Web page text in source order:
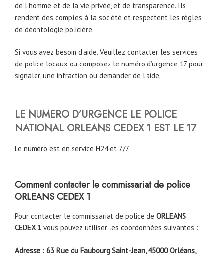
de l’homme et de la vie privée, et de transparence. Ils
rendent des comptes à la société et respectent les règles
de déontologie policière.
Si vous avez besoin d’aide. Veuillez contacter les services
de police locaux ou composez le numéro d’urgence 17 pour
signaler, une infraction ou demander de l’aide.
LE NUMERO D’URGENCE LE POLICE
NATIONAL ORLEANS CEDEX 1 EST LE 17
Le numéro est en service H24 et 7/7
Comment contacter le commissariat de police
ORLEANS CEDEX 1
Pour contacter le commissariat de police de ORLEANS
CEDEX 1 vous pouvez utiliser les coordonnées suivantes :
Adresse : 63 Rue du Faubourg Saint-Jean, 45000 Orléans,